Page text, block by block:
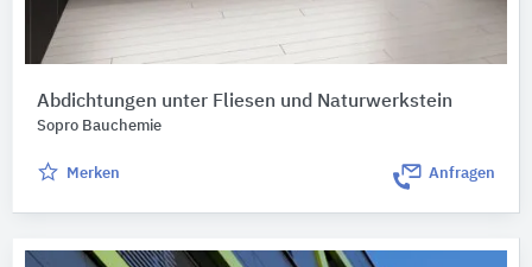
Abdichtungen unter Fliesen und Naturwerkstein
Sopro Bauchemie
Merken Anfragen